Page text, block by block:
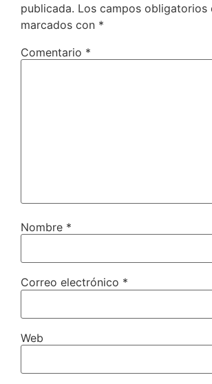
publicada. Los campos obligatorios
marcados con *
Comentario *
Nombre *
Correo electrónico *
Web